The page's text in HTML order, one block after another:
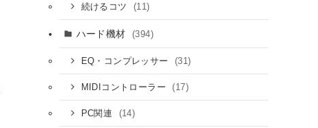
続けるコツ (11)
ハード機材 (394)
EQ・コンプレッサー (31)
MIDIコントローラー (17)
PC関連 (14)